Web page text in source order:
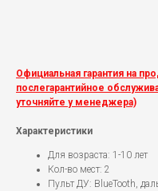
Официальная гарантия на
послегарантийное
уточняйте у менеджера)
Характеристики
Для возраста: 1-10 лет
Кол-во мест: 2
Пульт ДУ: BlueTooth,